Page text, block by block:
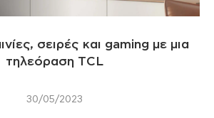
σειρές και gaming με μια
τηλεόραση TCL
30/05/2023